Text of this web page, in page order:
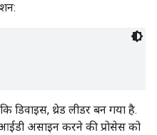
थ्रेड लीडर बन गया है.
आईडी असाइन करने की प्रोसेस को